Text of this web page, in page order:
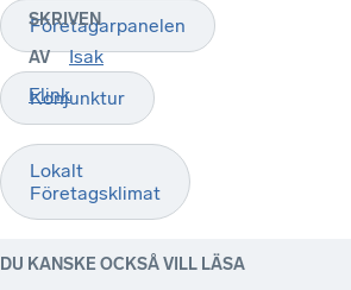
Företagarpanelen
Konjunktur
Lokalt
Företagsklimat
SKRIVEN
AV
Isak
Flink
DU KANSKE OCKSÅ VILL LÄSA